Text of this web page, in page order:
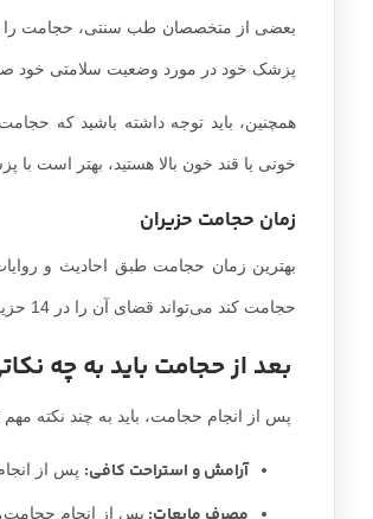
بعضی از متخصصان طب سنتی، حجامت را در
پزشک خود در مورد وضعیت سلامتی خود
همچنین، باید توجه داشته باشید که
خونی یا قند خون بالا هستید، بهتر است
زمان حجامت حزیران
حجامت کند می‌تواند قضای آن را در 14 حزیران به جا آورد.
بعد از حجامت باید به چه
پس از انجام حجامت، باید به چند نکته مهم
آرامش و استراحت کافی: پس از
پس از انجام حجامت،